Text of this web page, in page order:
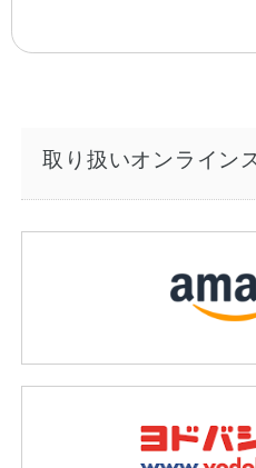
取り扱いオンライン